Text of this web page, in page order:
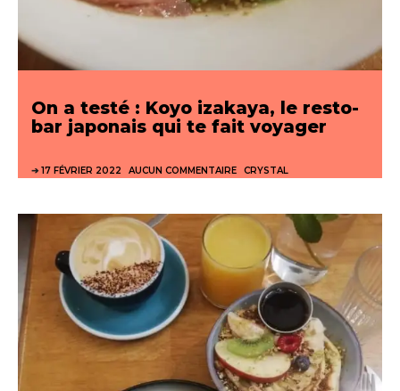
On a testé : Koyo izakaya, le resto-
bar japonais qui te fait voyager
17 FÉVRIER 2022 AUCUN COMMENTAIRE CRYSTAL